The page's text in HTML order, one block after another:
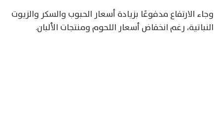
وجاء الارتفاع مدفوعًا بزيادة أسعار الحبوب والسكر والزيوت
النباتية، رغم انخفاض أسعار اللحوم ومنتجات الألبان.